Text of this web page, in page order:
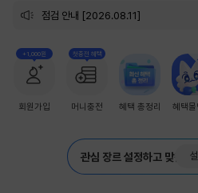
점검 안내 [2026.08.11]
+1,000원
회원가입
첫충전 혜택
머니충전 혜택 총정리 혜택
관심 장르 설정하고 맞춤 추